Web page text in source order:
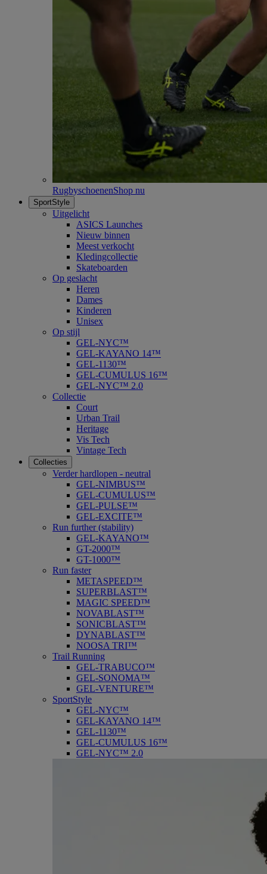
RugbyschoenenShop nu
SportStyle
Uitgelicht
ASICS Launches
Nieuw binnen
Meest verkocht
Kledingcollectie
Skateboarden
Op geslacht
Heren
Dames
Kinderen
Unisex
Op stijl
GEL-NYC™
GEL-KAYANO 14™
GEL-1130™
GEL-CUMULUS 16™
GEL-NYC™ 2.0
Collectie
Court
Urban Trail
Heritage
Vis Tech
Vintage Tech
Collecties
Verder hardlopen - neutral
GEL-NIMBUS™
GEL-CUMULUS™
GEL-PULSE™
GEL-EXCITE™
Run further (stability)
GEL-KAYANO™
GT-2000™
GT-1000™
Run faster
METASPEED™
SUPERBLAST™
MAGIC SPEED™
NOVABLAST™
SONICBLAST™
DYNABLAST™
NOOSA TRI™
Trail Running
GEL-TRABUCO™
GEL-SONOMA™
GEL-VENTURE™
SportStyle
GEL-NYC™
GEL-KAYANO 14™
GEL-1130™
GEL-CUMULUS 16™
GEL-NYC™ 2.0